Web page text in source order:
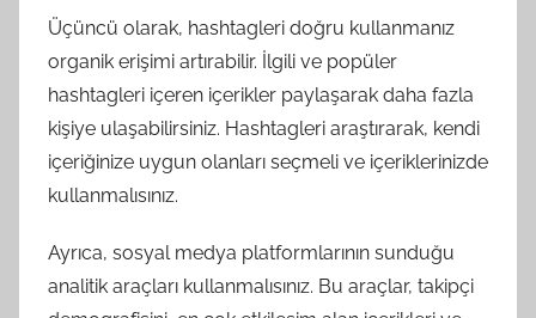
Üçüncü olarak, hashtagleri doğru kullanmanız
organik erişimi artırabilir. İlgili ve popüler
hashtagleri içeren içerikler paylaşarak daha fazla
kişiye ulaşabilirsiniz. Hashtagleri araştırarak, kendi
içeriğinize uygun olanları seçmeli ve içeriklerinizde
kullanmalısınız.
Ayrıca, sosyal medya platformlarının sunduğu
analitik araçları kullanmalısınız. Bu araçlar, takipçi